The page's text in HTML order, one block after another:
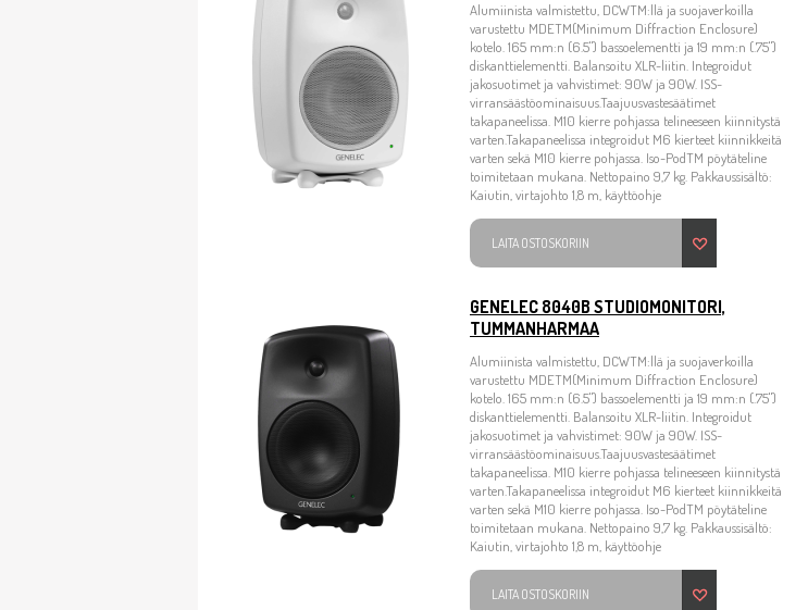
Alumiinista valmistettu, DCWTM:llä ja suojaverkoilla
varustettu MDETM(Minimum Diffraction Enclosure)
kotelo. 165 mm:n (6.5") bassoelementti ja 19 mm:n (.75")
diskanttielementti. Balansoitu XLR-liitin. Integroidut
jakosuotimet ja vahvistimet: 90W ja 90W. ISS-
virransäästöominaisuus.Taajuusvastesäätimet
takapaneelissa. M10 kierre pohjassa telineeseen kiinnitystä
varten.Takapaneelissa integroidut M6 kierteet kiinnikkeitä
varten sekä M10 kierre pohjassa. Iso-PodTM pöytäteline
toimitetaan mukana. Nettopaino 9,7 kg. Pakkaussisältö:
Kaiutin, virtajohto 1,8 m, käyttöohje
LAITA OSTOSKORIIN
GENELEC 8040B STUDIOMONITORI,
TUMMANHARMAA
Alumiinista valmistettu, DCWTM:llä ja suojaverkoilla
varustettu MDETM(Minimum Diffraction Enclosure)
kotelo. 165 mm:n (6.5") bassoelementti ja 19 mm:n (.75")
diskanttielementti. Balansoitu XLR-liitin. Integroidut
jakosuotimet ja vahvistimet: 90W ja 90W. ISS-
virransäästöominaisuus.Taajuusvastesäätimet
takapaneelissa. M10 kierre pohjassa telineeseen kiinnitystä
varten.Takapaneelissa integroidut M6 kierteet kiinnikkeitä
varten sekä M10 kierre pohjassa. Iso-PodTM pöytäteline
toimitetaan mukana. Nettopaino 9,7 kg. Pakkaussisältö:
Kaiutin, virtajohto 1,8 m, käyttöohje
LAITA OSTOSKORIIN